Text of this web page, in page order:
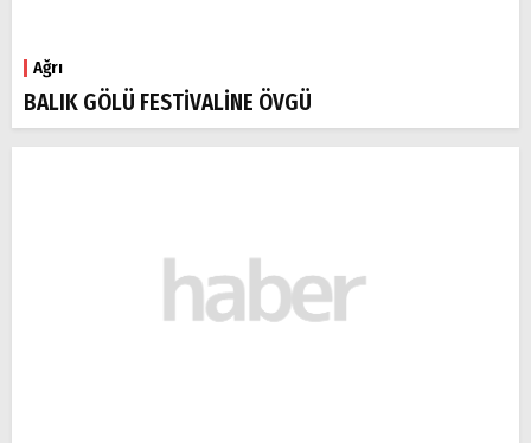
Ağrı
BALIK GÖLÜ FESTİVALİNE ÖVGÜ